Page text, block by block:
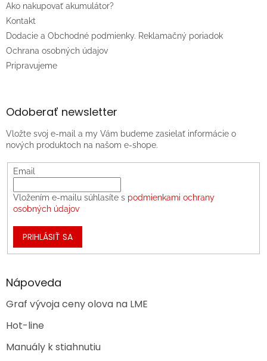
Ako nakupovať akumulátor?
Kontakt
Dodacie a Obchodné podmienky. Reklamačný poriadok
Ochrana osobných údajov
Pripravujeme
Odoberať newsletter
Vložte svoj e-mail a my Vám budeme zasielať informácie o
nových produktoch na našom e-shope.
Email
Vložením e-mailu súhlasíte s podmienkami ochrany
osobných údajov
PRIHLÁSIŤ SA
Nápoveda
Graf vývoja ceny olova na LME
Hot-line
Manuály k stiahnutiu